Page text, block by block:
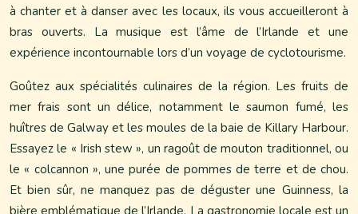
à chanter et à danser avec les locaux, ils vous accueilleront à
bras ouverts. La musique est l’âme de l’Irlande et une
expérience incontournable lors d’un voyage de cyclotourisme.
Goûtez aux spécialités culinaires de la région. Les fruits de
mer frais sont un délice, notamment le saumon fumé, les
huîtres de Galway et les moules de la baie de Killary Harbour.
Essayez le « Irish stew », un ragoût de mouton traditionnel, ou
le « colcannon », une purée de pommes de terre et de chou.
Et bien sûr, ne manquez pas de déguster une Guinness, la